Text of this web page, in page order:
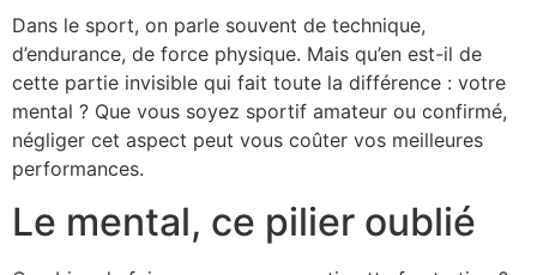
Dans le sport, on parle souvent de technique,
d’endurance, de force physique. Mais qu’en est-il de
cette partie invisible qui fait toute la différence : votre
mental ? Que vous soyez sportif amateur ou confirmé,
négliger cet aspect peut vous coûter vos meilleures
performances.
Le mental, ce pilier oublié